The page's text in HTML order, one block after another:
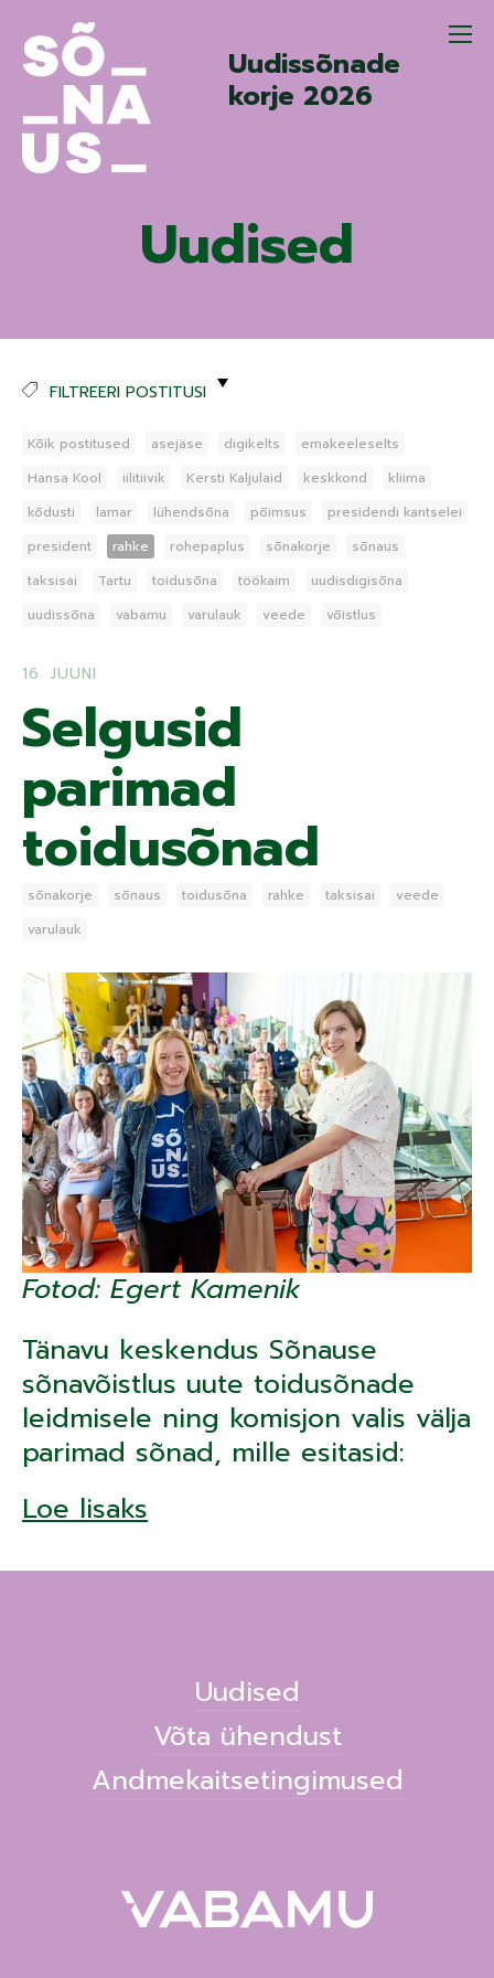
Uudissõnade
korje 2026
Uudised
FILTREERI POSTITUSI
Kõik postitused asejäse digikelts
emakeeleselts
Hansa Kool
iilitiivik Kersti Kaljulaid keskkond
kliima
kõdusti
lamar lühendsõna põimsus
presidendi kantselei
president
rahke rohepaplus sõnakorje
sõnaus
taksisai
Tartu toidusõna töökaim
uudisdigisõna
uudissõna
vabamu varulauk veede võistlus
16. JUUNI
Selgusid
parimad
toidusõnad
sõnakorje sõnaus toidusõna rahke taksisai
veede
varulauk
Fotod: Egert Kamenik
Tänavu keskendus Sõnause
sõnavõistlus uute toidusõnade
leidmisele ning komisjon valis välja
parimad sõnad, mille esitasid:
Loe lisaks
Uudised
Võta ühendust
Andmekaitsetingimused